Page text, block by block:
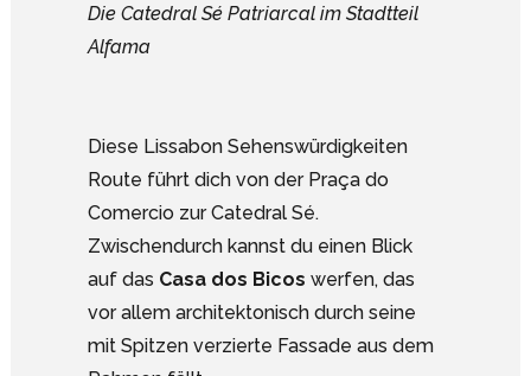
Die Catedral Sé Patriarcal im Stadtteil
Alfama
Diese Lissabon Sehenswürdigkeiten
Route führt dich von der Praça do
Comercio zur Catedral Sé.
Zwischendurch kannst du einen Blick
auf das Casa dos Bicos werfen, das
vor allem architektonisch durch seine
mit Spitzen verzierte Fassade aus dem